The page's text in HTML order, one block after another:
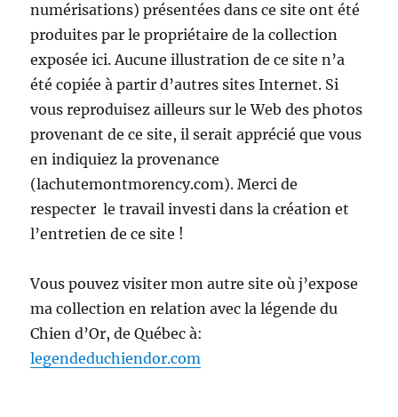
numérisations) présentées dans ce site ont été
produites par le propriétaire de la collection
exposée ici. Aucune illustration de ce site n’a
été copiée à partir d’autres sites Internet. Si
vous reproduisez ailleurs sur le Web des photos
provenant de ce site, il serait apprécié que vous
en indiquiez la provenance
(lachutemontmorency.com). Merci de
respecter le travail investi dans la création et
l’entretien de ce site !
Vous pouvez visiter mon autre site où j’expose
ma collection en relation avec la légende du
Chien d’Or, de Québec à:
legendeduchiendor.com